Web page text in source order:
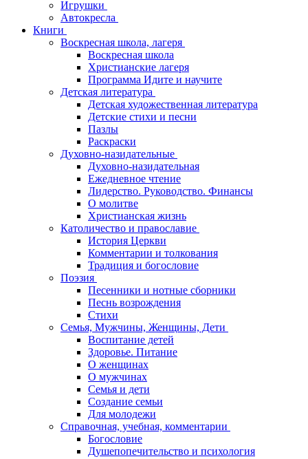
Игрушки
Автокресла
Книги
Воскресная школа, лагеря
Воскресная школа
Христианские лагеря
Программа Идите и научите
Детская литература
Детская художественная литература
Детские стихи и песни
Пазлы
Раскраски
Духовно-назидательные
Духовно-назидательная
Ежедневное чтение
Лидерство. Руководство. Финансы
О молитве
Христианская жизнь
Католичество и православие
История Церкви
Комментарии и толкования
Традиция и богословие
Поэзия
Песенники и нотные сборники
Песнь возрождения
Стихи
Семья, Мужчины, Женщины, Дети
Воспитание детей
Здоровье. Питание
О женщинах
О мужчинах
Семья и дети
Создание семьи
Для молодежи
Справочная, учебная, комментарии
Богословие
Душепопечительство и психология